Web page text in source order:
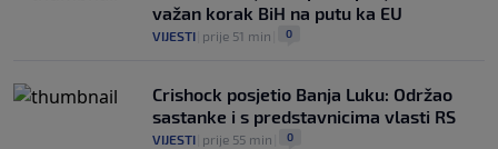
važan korak BiH na putu ka EU
VIJESTI prije 51 min 0
Crishock posjetio Banja Luku: Održao
sastanke i s predstavnicima vlasti RS
VIJESTI prije 55 min 0